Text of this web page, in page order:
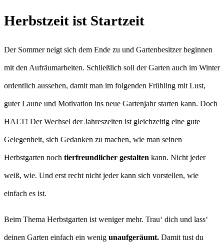
Herbstzeit ist Startzeit
Der Sommer neigt sich dem Ende zu und Gartenbesitzer beginnen
mit den Aufräumarbeiten. Schließlich soll der Garten auch im Winter
ordentlich aussehen, damit man im folgenden Frühling mit Lust,
guter Laune und Motivation ins neue Gartenjahr starten kann. Doch
HALT! Der Wechsel der Jahreszeiten ist gleichzeitig eine gute
Gelegenheit, sich Gedanken zu machen, wie man seinen
Herbstgarten noch tierfreundlicher gestalten kann. Nicht jeder
weiß, wie. Und erst recht nicht jeder kann sich vorstellen, wie
einfach es ist.
Beim Thema Herbstgarten ist weniger mehr. Trau‘ dich und lass‘
deinen Garten einfach ein wenig unaufgeräumt. Damit tust du